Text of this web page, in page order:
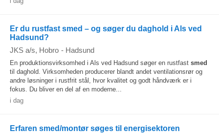
Er du rustfast smed – og søger du daghold i Als ved
Hadsund?
JKS a/s, Hobro - Hadsund
En produktionsvirksomhed i Als ved Hadsund søger en rustfast smed
til daghold. Virksomheden producerer blandt andet ventilationsrør og
andre løsninger i rustfrit stål, hvor kvalitet og godt håndværk er i
fokus. Du bliver en del af en moderne...
i dag
Erfaren smed/montør søges til energisektoren